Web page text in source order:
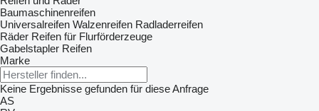
Baumaschinenreifen
Universalreifen Walzenreifen Radladerreifen
Räder Reifen für Flurförderzeuge
Gabelstapler Reifen
Marke
Keine Ergebnisse gefunden für diese Anfrage
AS